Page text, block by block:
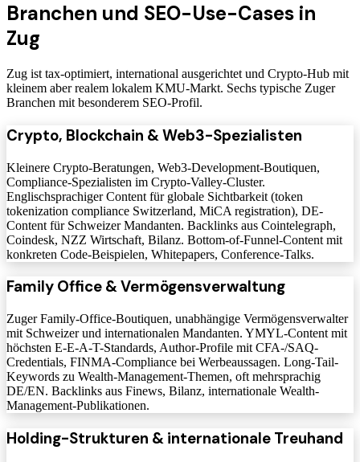
Branchen und SEO-Use-Cases in
Zug
Zug ist tax-optimiert, international ausgerichtet und Crypto-Hub mit
kleinem aber realem lokalem KMU-Markt. Sechs typische Zuger
Branchen mit besonderem SEO-Profil.
Crypto, Blockchain & Web3-Spezialisten
Kleinere Crypto-Beratungen, Web3-Development-Boutiquen,
Compliance-Spezialisten im Crypto-Valley-Cluster.
Englischsprachiger Content für globale Sichtbarkeit (token
tokenization compliance Switzerland, MiCA registration), DE-
Content für Schweizer Mandanten. Backlinks aus Cointelegraph,
Coindesk, NZZ Wirtschaft, Bilanz. Bottom-of-Funnel-Content mit
konkreten Code-Beispielen, Whitepapers, Conference-Talks.
Family Office & Vermögensverwaltung
Zuger Family-Office-Boutiquen, unabhängige Vermögensverwalter
mit Schweizer und internationalen Mandanten. YMYL-Content mit
höchsten E-E-A-T-Standards, Author-Profile mit CFA-/SAQ-
Credentials, FINMA-Compliance bei Werbeaussagen. Long-Tail-
Keywords zu Wealth-Management-Themen, oft mehrsprachig
DE/EN. Backlinks aus Finews, Bilanz, internationale Wealth-
Management-Publikationen.
Holding-Strukturen & internationale Treuhand